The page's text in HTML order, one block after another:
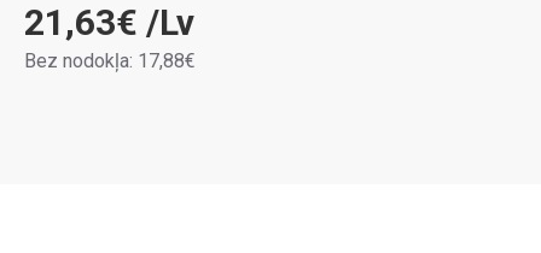
21,63€ /Lv
Bez nodokļa: 17,88€